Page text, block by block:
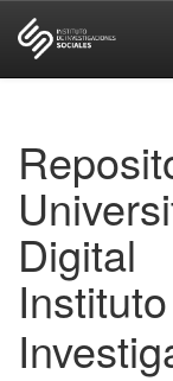
Digital